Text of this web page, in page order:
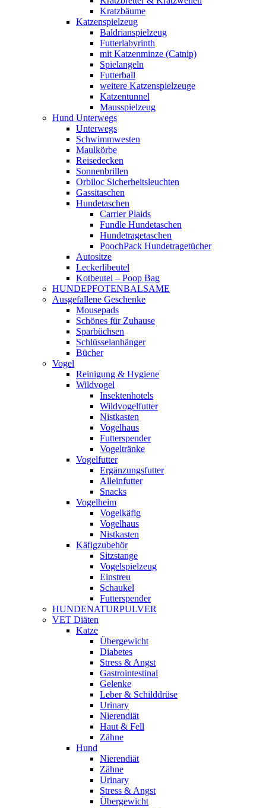
Kratzbäume
Katzenspielzeug
Baldrianspielzeug
Futterlabyrinth
mit Katzenminze (Catnip)
Spielangeln
Futterball
weitere Katzenspielzeuge
Katzentunnel
Mausspielzeug
Hund Unterwegs
Unterwegs
Schwimmwesten
Maulkörbe
Reisedecken
Sonnenbrillen
Orbiloc Sicherheitsleuchten
Gassitaschen
Hundetaschen
Carrier Plaids
Fundle Hundetaschen
Hundetragetaschen
PoochPack Hundetragetücher
Autositze
Leckerlibeutel
Kotbeutel – Poop Bag
HUNDEPFOTENBALSAME
Ausgefallene Geschenke
Mousepads
Schönes für Zuhause
Sparbüchsen
Schlüsselanhänger
Bücher
Vogel
Reinigung & Hygiene
Wildvogel
Insektenhotels
Wildvogelfutter
Nistkasten
Vogelhaus
Futterspender
Vogeltränke
Vogelfutter
Ergänzungsfutter
Alleinfutter
Snacks
Vogelheim
Vogelkäfig
Vogelhaus
Nistkasten
Käfigzubehör
Sitzstange
Vogelspielzeug
Einstreu
Schaukel
Futterspender
HUNDENATURPULVER
VET Diäten
Katze
Übergewicht
Diabetes
Stress & Angst
Gastrointestinal
Gelenke
Leber & Schilddrüse
Urinary
Nierendiät
Haut & Fell
Zähne
Hund
Nierendiät
Zähne
Urinary
Stress & Angst
Übergewicht